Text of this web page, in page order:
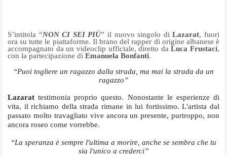
S’intitola “NON CI SEI PIÙ” il nuovo singolo diLazarat, fuori
ora su tutte le piattaforme. Il brano del rapper di origine albanese è
accompagnato da un videoclip ufficiale, diretto daLuca Frustaci,
con la partecipazione di Emanuela Bonfanti.
“Puoi togliere un ragazzo dalla strada, ma mai la strada da un
ragazzo”
Lazarat testimonia proprio questo. Nonostante le esperienze di
vita, il richiamo della strada rimane in lui fortissimo. L'artista dal
passato molto travagliato vive ancora un presente, purtroppo, non
ancora roseo come vorrebbe.
“La speranza è sempre l'ultima a morire, anche se sembra che tu
sia l'unico a crederci”